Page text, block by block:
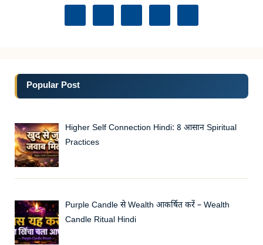
Popular Post
Higher Self Connection Hindi: 8 आसान Spiritual
Practices
Purple Candle से Wealth आकर्षित करें – Wealth
Candle Ritual Hindi